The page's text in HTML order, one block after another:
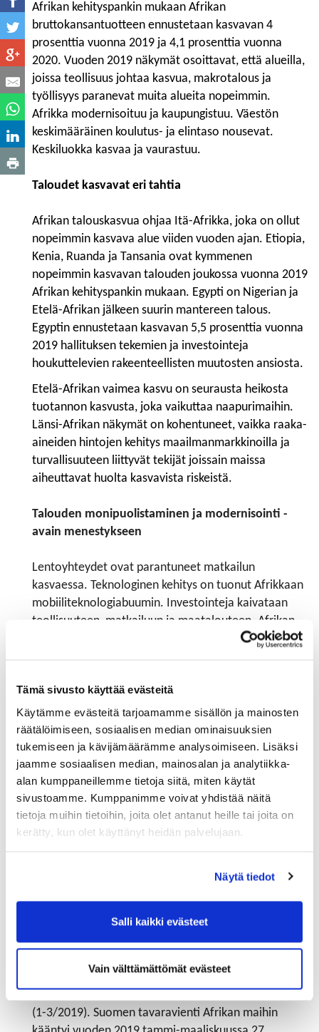
Tämä sivusto käyttää evästeitä
Käytämme evästeitä tarjoamamme sisällön ja mainosten
räätälöimiseen, sosiaalisen median ominaisuuksien
tukemiseen ja kävijämäärämme analysoimiseen. Lisäksi
jaamme sosiaalisen median, mainosalan ja analytiikka-
alan kumppaneillemme tietoja siitä, miten käytät
sivustoamme. Kumppanimme voivat yhdistää näitä
tietoja muihin tietoihin, joita olet antanut heille tai joita on
kerätty, kun olet käyttänyt heidän palvelujaan.
Näytä tiedot
Salli kaikki evästeet
Vain välttämättömät evästeet
Afrikan kehityspankin mukaan Afrikan
bruttokansantuotteen ennustetaan kasvavan 4
prosenttia vuonna 2019 ja 4,1 prosenttia vuonna
2020. Vuoden 2019 näkymät osoittavat, että alueilla,
joissa teollisuus johtaa kasvua, makrotalous ja
työllisyys paranevat muita alueita nopeimmin.
Afrikka mo­der­ni­soituu ja kaupungistuu. Väestön
keskimääräinen koulutus- ja elintaso nousevat.
Keskiluokka kasvaa ja vaurastuu.
Taloudet kasvavat eri tahtia
Afrikan talouskasvua ohjaa Itä-Afrikka, joka on ollut
nopeimmin kasvava alue viiden vuoden ajan. Etiopia,
Kenia, Ruanda ja Tansania ovat kymmenen
nopeimmin kasvavan talouden joukossa vuon­na 2019
Afrikan kehityspankin mukaan. Egypti on Nigerian ja
Etelä-Afrikan jälkeen suurin mantereen talous.
Egyptin ennustetaan kasvavan 5,5 prosenttia vuonna
2019 hallituksen tekemien ja investointeja
houkuttelevien rakeenteellisten muutosten ansiosta.
Etelä-Afrikan vaimea kasvu on seurausta heikosta
tuotannon kasvusta, joka vaikuttaa naapurimaihin.
Länsi-Afrikan näkymät on kohentuneet, vaikka raaka-
aineiden hintojen kehitys maailmanmark­kinoilla ja
turvallisuuteen liittyvät tekijät joissain maissa
aiheuttavat huolta kasvavista riskeistä.
Talouden monipuolistaminen ja modernisointi -
avain menestykseen
Lentoyhteydet ovat parantuneet matkailun
kasvaessa. Teknologinen kehitys on tuonut Afrikkaan
mobiiliteknologiabuumin. Investointeja kaivataan
teollisuuteen, matkailuun ja maatalouteen. Afrikan
maiden menestys riippuu paljolti siitä, miten hyvin ne
talouden kehittäminen ja raken­teel­lis­ten uudistusten
tekeminen edistäisivät talouden kehittymistä.
Työttömyyden hoito, korruption kitkeminen,
ilmastonmuutokseen liittyvät ongelmat ja köyhyyden
vähentäminen vaativat nekin paljon Afrikan maiden
johtajilta.
Miltei kaikki Afrikan maat ovat allekirjoittaneet
Afrikan mantereen vapaakauppasopimuksen eli
lisäksi Afrikan valtiot ovat sopineet mantereen
Afrikan markkinoilla on paljon tilaa suomalaisille
yrityksille
(1-3/2019). Suomen tavaravienti Afrikan maihin